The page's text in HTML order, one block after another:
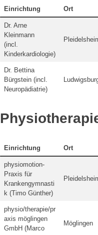
Einrichtung Ort
Dr. Arne
Kleinmann
(incl.
Kinderkardiologie)
Dr. Bettina
Bürgstein (incl.
Neuropädiatrie)
Einrichtung Ort
physiomotion-
Praxis für
Krankengymnasti
k (Timo Günther)
physio/therapie/pr
axis möglingen
GmbH (Marco
Möglingen